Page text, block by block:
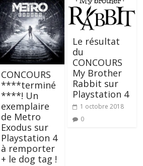
CONCOURS
****terminé
****! Un
exemplaire
de Metro
Exodus sur
Playstation 4
à remporter
+ le dog tag !
Le résultat
du
CONCOURS
My Brother
Rabbit sur
Playstation 4
1 octobre 2018
0